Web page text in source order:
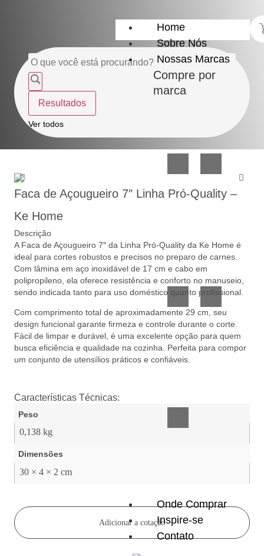
Home
Sobre Nós
Nossas Marcas
Compre por
marca
Lar
Organização
Utilidades
de
Vidro
Confeitaria
e
Onde Comprar
Inspire-se
Contato
Resultados
Ver todos
Faca de Açougueiro 7″ Linha Pró-Quality –
Ke Home
Descrição
A Faca de Açougueiro 7″ da Linha Pró-Quality da Ke Home é
ideal para cortes robustos e precisos no preparo de carnes.
Com lâmina em aço inoxidável de 17 cm e cabo em
polipropileno, ela oferece resistência e conforto no manuseio,
sendo indicada tanto para uso doméstico quanto profissional.
Com comprimento total de aproximadamente 29 cm, seu
design funcional garante firmeza e controle durante o corte.
Fácil de limpar e durável, é uma excelente opção para quem
busca eficiência e qualidade na cozinha. Perfeita para compor
um conjunto de utensílios práticos e confiáveis.
Características Técnicas:
Peso
0,138 kg
Dimensões
30 × 4 × 2 cm
Adicionar a cotação